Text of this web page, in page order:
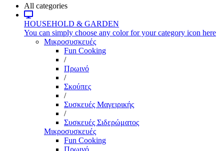
All categories
HOUSEHOLD & GARDEN
You can simply choose any color for your category icon here
Μικροσυσκευές
Fun Cooking
/
Πρωινό
/
Σκούπες
/
Συσκευές Μαγειρικής
/
Συσκευές Σιδερώματος
Μικροσυσκευές
Fun Cooking
Πρωινό